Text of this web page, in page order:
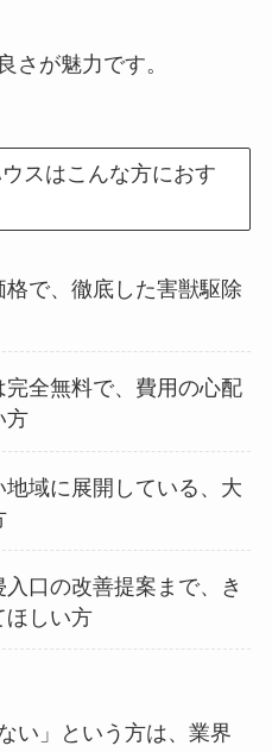
さが魅力です。
スはこんな方におす
で、徹底した害獣駆除
全無料で、費用の心配
方
域に展開している、大
口の改善提案まで、き
ほしい方
い」という方は、業界